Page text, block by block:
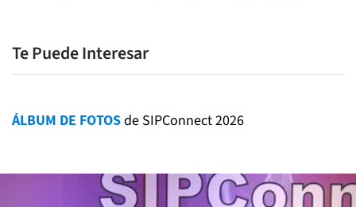
Te Puede Interesar
ÁLBUM DE FOTOSde SIPConnect 2026